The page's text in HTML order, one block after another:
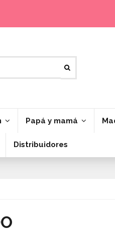
Papá y mamá
Distribuidores